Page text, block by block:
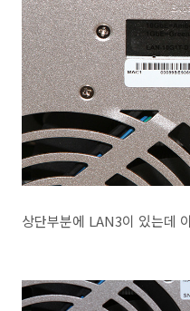
상단부분에 LAN3이 있는데